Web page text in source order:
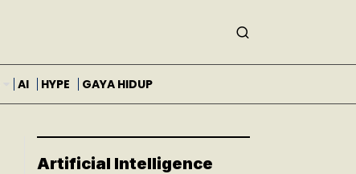
AI HYPE GAYA HIDUP
Artificial Intelligence